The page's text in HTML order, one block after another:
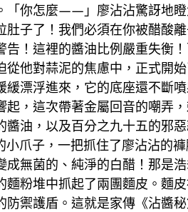
「你怎麼——」廖沾沾驚訝地
子了！我們必須在你被醋酸
！這裡的醬油比例嚴重失衡
他對蒜泥的焦慮中，正式開
漂浮進來，它的底座還不斷
，這次帶著金屬回音的嘲弄
油，以及百分之九十五的邪
爪子，一把抓住了廖沾沾的
無菌的、純淨的白醋！那是
粉堆中抓起了兩團麵皮。麵
禦護盾。這就是家傳《沾醬